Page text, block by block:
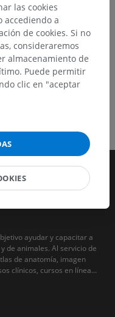
ayudar y capacitar a
de animales. Al servicio de
de anatomía, imagen
clínicos, cursos en línea...
las cookies
accediendo a
de cookies. Si no
consideraremos
almacenamiento de
Puede permitir
clic en "aceptar